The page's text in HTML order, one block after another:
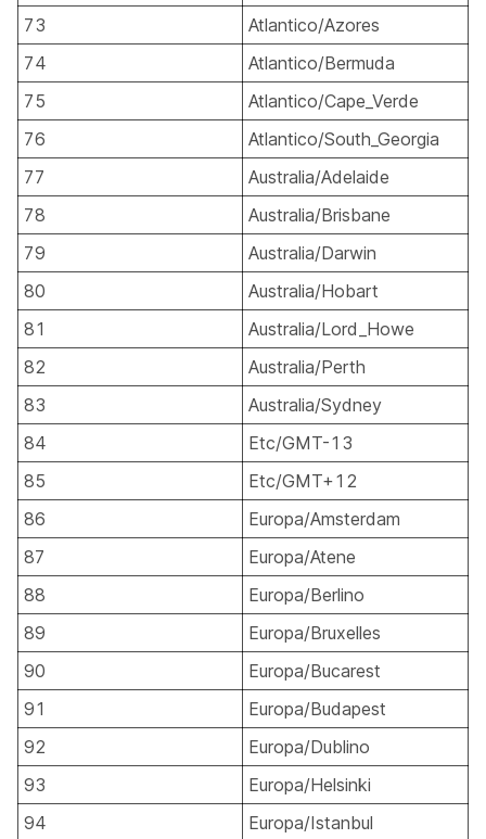
73
Atlantico/Azores
74
Atlantico/Bermuda
75
Atlantico/Cape_Verde
76
Atlantico/South_Georgia
77
Australia/Adelaide
78
Australia/Brisbane
79
Australia/Darwin
80
Australia/Hobart
81
Australia/Lord_Howe
82
Australia/Perth
83
Australia/Sydney
84
Etc/GMT-13
85
Etc/GMT+12
86
Europa/Amsterdam
87
Europa/Atene
88
Europa/Berlino
89
Europa/Bruxelles
90
Europa/Bucarest
91
Europa/Budapest
92
Europa/Dublino
93
Europa/Helsinki
94
Europa/Istanbul